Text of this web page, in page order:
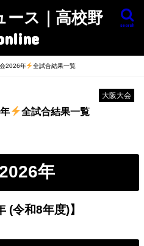
ース｜高校野
search
2026年 全試合結果一覧
大阪大会
全試合結果一覧
年
(令和8年度)】